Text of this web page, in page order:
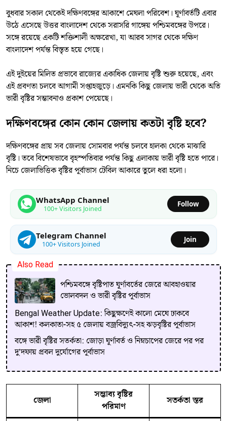
বুধবার সকাল থেকেই দক্ষিণবঙ্গের আকাশে মেঘলা পরিবেশ। ঘূর্ণাবর্তটি এবার
উঠে এসেছে উত্তর বাংলাদেশ থেকে সরাসরি গাঙ্গেয় পশ্চিমবঙ্গের উপরে।
সঙ্গে রয়েছে একটি শক্তিশালী অক্ষরেখা, যা আরব সাগর থেকে দক্ষিণ
বাংলাদেশ পর্যন্ত বিস্তৃত হয়ে গেছে।
এই দুইয়ের মিলিত প্রভাবে রাজ্যের একাধিক জেলায় বৃষ্টি শুরু হয়েছে, এবং
এই প্রবণতা চলবে আগামী সপ্তাহজুড়ে। এমনকি কিছু জেলায় ভারী থেকে অতি
ভারী বৃষ্টির সম্ভাবনাও প্রকাশ পেয়েছে।
দক্ষিণবঙ্গের কোন কোন জেলায় কতটা বৃষ্টি হবে?
দক্ষিণবঙ্গের প্রায় সব জেলায় সোমবার পর্যন্ত চলবে হালকা থেকে মাঝারি
বৃষ্টি। তবে বিশেষভাবে বৃহস্পতিবার পর্যন্ত কিছু এলাকায় ভারী বৃষ্টি হতে পারে।
নিচে জেলাভিত্তিক বৃষ্টির পূর্বাভাস টেবিল আকারে তুলে ধরা হলো।
WhatsApp Channel
100+ Visitors Joined
Follow
Telegram Channel
100+ Visitors Joined
Join
Also Read
পশ্চিমবঙ্গে বৃষ্টিপাত ঘূর্ণাবর্তের জেরে আবহাওয়ার
ভোলবদল ও ভারী বৃষ্টির পূর্বাভাস
Bengal Weather Update: কিছুক্ষণেই কালো মেঘে ঢাকবে
আকাশ! কলকাতা-সহ ৫ জেলায় বজ্রবিদ্যুৎ-সহ ঝড়বৃষ্টির পূর্বাভাস
বঙ্গে ভারী বৃষ্টির সতর্কতা: জোড়া ঘূর্ণাবর্ত ও নিম্নচাপের জেরে পর পর
দু’দফায় প্রবল দুর্যোগের পূর্বাভাস
জেলা
সম্ভাব্য বৃষ্টির
পরিমাণ
সতর্কতা স্তর